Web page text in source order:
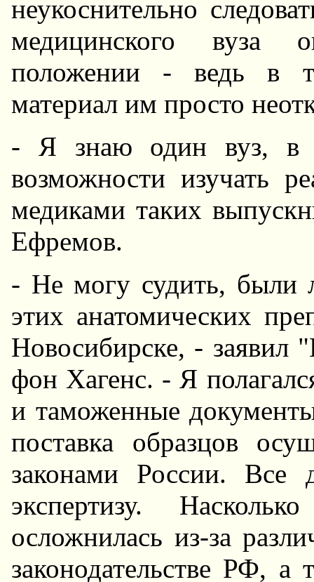
неукоснительно
медицинского вуза
положении - ведь в
материал им просто
- Я знаю один вуз, в
возможности изучать
медиками таких
Ефремов.
- Hе могу судить, были
этих анатомических
Hовосибирске, - заявил
фон Хагенс. - Я
и таможенные
поставка образцов
законами России. Все
экспертизу.
осложнилась из-за
законодательстве РФ, а